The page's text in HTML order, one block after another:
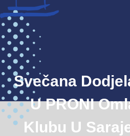
Svečana
U PRONI
Klubu U